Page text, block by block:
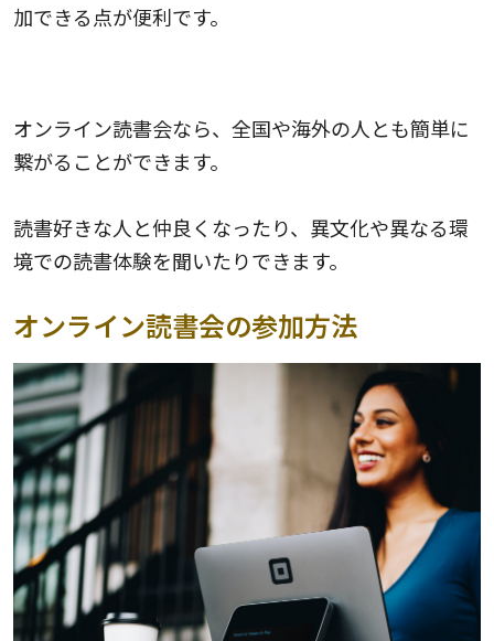
加できる点が便利です。
オンライン読書会なら、全国や海外の人とも簡単に
繋がることができます。
読書好きな人と仲良くなったり、異文化や異なる環
境での読書体験を聞いたりできます。
オンライン読書会の参加方法